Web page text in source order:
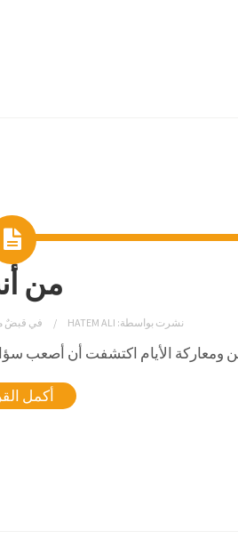
من
نشرت بواسطة: HATEM ALI في قبضٌ
ومعاركة الأيام اكتشفت أن أصعب
أكمل